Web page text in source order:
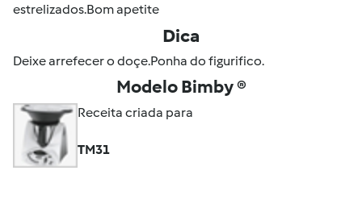
estrelizados.Bom apetite
Dica
Deixe arrefecer o doçe.Ponha do figurifico.
Modelo Bimby ®
Receita criada para
TM31